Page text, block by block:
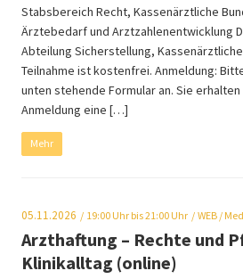
Stabsbereich Recht, Kassenärztliche
Ärztebedarf und Arztzahlenentwicklung
Abteilung Sicherstellung,
Teilnahme ist kostenfrei. Anmeldung:
unten stehende Formular an. Sie
Anmeldung eine […]
Mehr
05.11.2026 19:00 Uhr bis 21:00 Uhr WEB /
Arzthaftung – Rechte und
Klinikalltag (online)